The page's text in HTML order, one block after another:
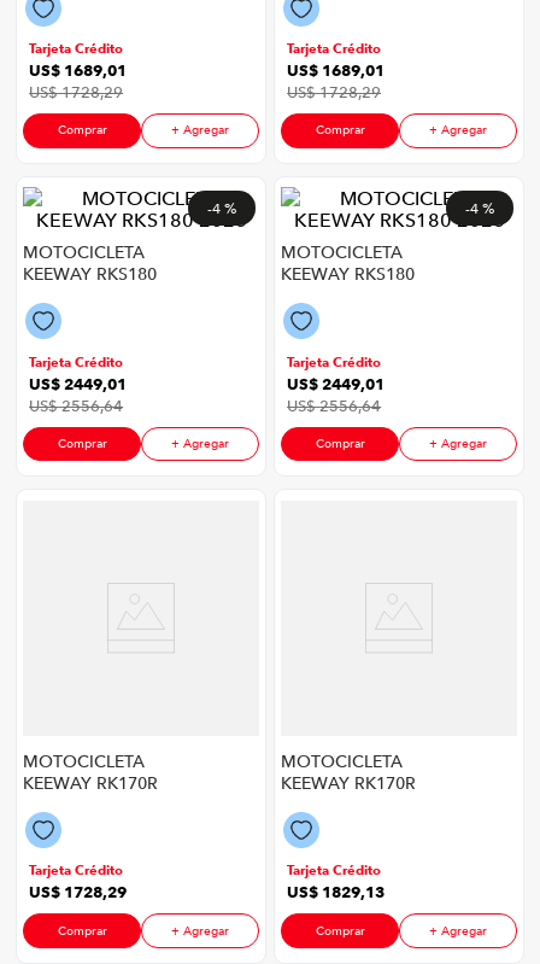
Tarjeta Crédito
US$ 1689,01
US$1728,29
Comprar + Agregar
Tarjeta Crédito
US$ 1689,01
US$1728,29
Comprar + Agregar
-4 %
MOTOCICLETA
KEEWAY RKS180
Tarjeta Crédito
US$2449,01
US$2556,64
Comprar + Agregar
-4 %
MOTOCICLETA
KEEWAY RKS180
Tarjeta Crédito
US$2449,01
US$2556,64
Comprar + Agregar
MOTOCICLETA
KEEWAY RK170R
Tarjeta Crédito
US$ 1728,29
Comprar + Agregar
MOTOCICLETA
KEEWAY RK170R
Tarjeta Crédito
US$ 1829,13
Comprar + Agregar
9
10 cocina